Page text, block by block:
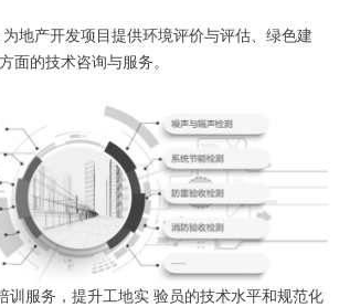
地产开发项目提供环境评价与评估、绿色建
面的技术咨询与服务。
训服务，提升工地实 验员的技术水平和规范化